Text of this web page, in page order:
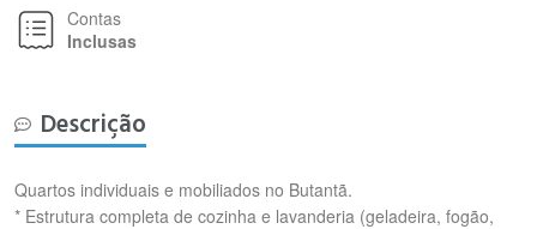
Contas
Inclusas
Descrição
Quartos individuais e mobiliados no Butantã.
* Estrutura completa de cozinha e lavanderia (geladeira, fogão,